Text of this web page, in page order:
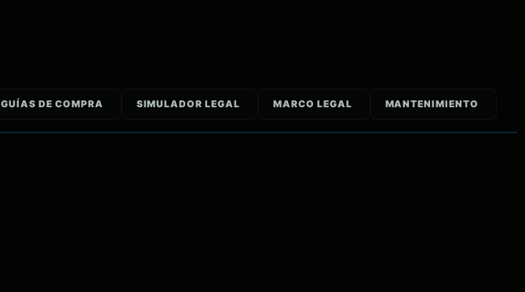
GUÍAS DE COMPRA SIMULADOR LEGAL MARCO LEGAL MANTENIMIENTO